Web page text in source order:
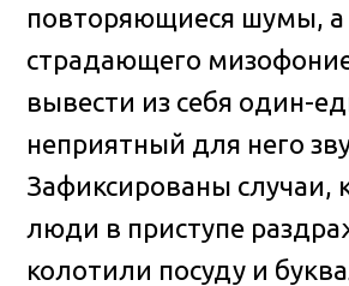
повторяющиеся шумы, а
страдающего
вывести из себя один-
неприятный для него
Зафиксированы случаи,
люди в приступе
колотили посуду и